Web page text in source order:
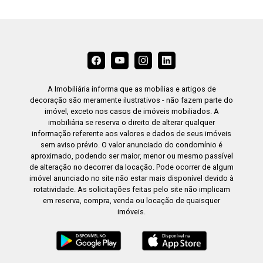
abertura automática dos acessos de garagens.
Localizado próximo a padaria Real,
Supermercado Confiança, Pão de Açúcar,
Hortifruti OBA, escolas, bancos, Clube Campo,
Faculdades como FATEC e Uniso, farmácias,
restaurantes, Shopping Granja Olga e variado
comércio. Com fácil acesso a Rod. Raposo
Tavares e Av. São Paulo.
A Imobiliária informa que as mobílias e artigos de
decoração são meramente ilustrativos - não fazem parte do
imóvel, exceto nos casos de imóveis mobiliados. A
imobiliária se reserva o direito de alterar qualquer
informação referente aos valores e dados de seus imóveis
sem aviso prévio. O valor anunciado do condomínio é
aproximado, podendo ser maior, menor ou mesmo passível
de alteração no decorrer da locação. Pode ocorrer de algum
imóvel anunciado no site não estar mais disponível devido à
rotatividade. As solicitações feitas pelo site não implicam
em reserva, compra, venda ou locação de quaisquer
imóveis.